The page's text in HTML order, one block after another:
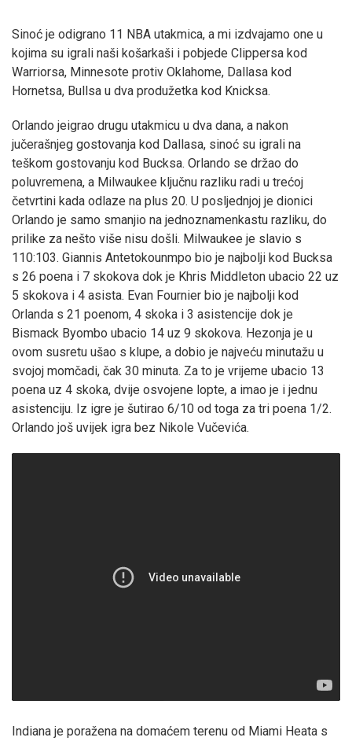
Sinoć je odigrano 11 NBA utakmica, a mi izdvajamo one u
kojima su igrali naši košarkaši i pobjede Clippersa kod
Warriorsa, Minnesote protiv Oklahome, Dallasa kod
Hornetsa, Bullsa u dva produžetka kod Knicksa.
Orlando jeigrao drugu utakmicu u dva dana, a nakon
jučerašnjeg gostovanja kod Dallasa, sinoć su igrali na
teškom gostovanju kod Bucksa. Orlando se držao do
poluvremena, a Milwaukee ključnu razliku radi u trećoj
četvrtini kada odlaze na plus 20. U posljednjoj je dionici
Orlando je samo smanjio na jednoznamenkastu razliku, do
prilike za nešto više nisu došli. Milwaukee je slavio s
110:103. Giannis Antetokounmpo bio je najbolji kod Bucksa
s 26 poena i 7 skokova dok je Khris Middleton ubacio 22 uz
5 skokova i 4 asista. Evan Fournier bio je najbolji kod
Orlanda s 21 poenom, 4 skoka i 3 asistencije dok je
Bismack Byombo ubacio 14 uz 9 skokova. Hezonja je u
ovom susretu ušao s klupe, a dobio je najveću minutažu u
svojoj momčadi, čak 30 minuta. Za to je vrijeme ubacio 13
poena uz 4 skoka, dvije osvojene lopte, a imao je i jednu
asistenciju. Iz igre je šutirao 6/10 od toga za tri poena 1/2.
Orlando još uvijek igra bez Nikole Vučevića.
Indiana je poražena na domaćem terenu od Miami Heata s